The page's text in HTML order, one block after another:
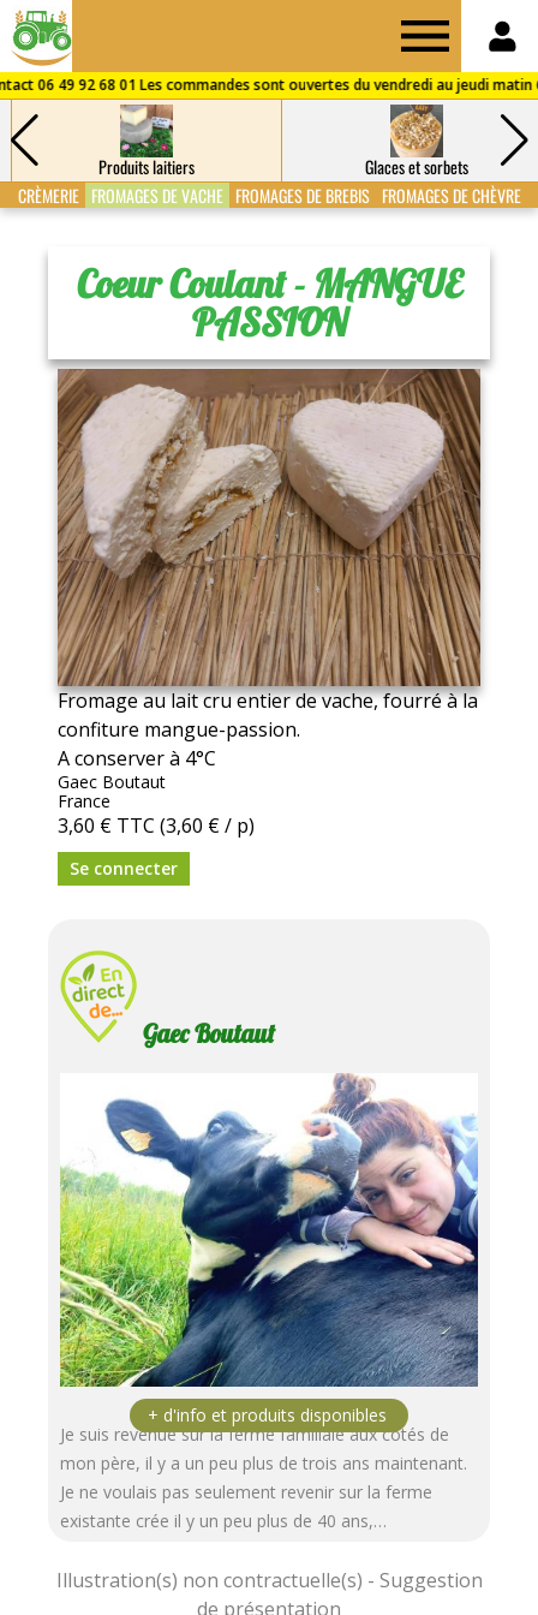
des
Fermes
Produits laitiers
Glaces et sorbets
CRÈMERIE FROMAGES DE VACHE FROMAGES DE BREBIS FROMAGES DE CHÈVRE
Coeur Coulant - MANGUE
PASSION
Fromage au lait cru entier de vache, fourré à la
confiture mangue-passion.
A conserver à 4°C
Gaec Boutaut
France
3,60 € TTC (3,60 € / p)
Se connecter
Gaec Boutaut
Je suis revenue sur la ferme familiale aux côtés de
mon père, il y a un peu plus de trois ans maintenant.
Je ne voulais pas seulement revenir sur la ferme
existante crée il y un peu plus de 40 ans,…